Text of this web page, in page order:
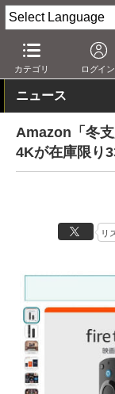
カテゴリ ログイン
AV Watch 動向
ニュース
Amazon「冬
4Kが在庫限り
リ